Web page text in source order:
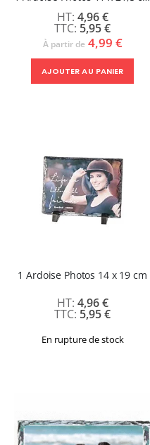
5,95 €
4,96 €
À partir de 4,99 €
AJOUTER AU PANIER
1 Ardoise Photos 14 x 19 cm
5,95 €
4,96 €
En rupture de stock